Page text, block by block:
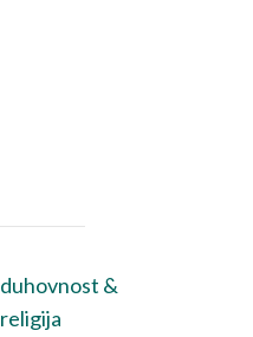
duhovnost &
religija